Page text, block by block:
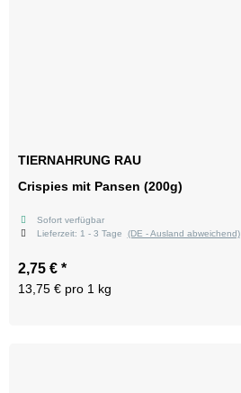
TIERNAHRUNG RAU
Crispies mit Pansen (200g)
Sofort verfügbar
Lieferzeit: 1 - 3 Tage (DE - Ausland abweichend)
2,75 € *
13,75 € pro 1 kg